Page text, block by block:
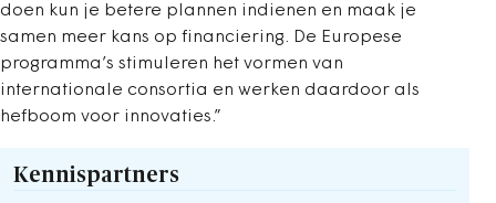
doen kun je betere plannen indienen en maak je
samen meer kans op financiering. De Europese
programma’s stimuleren het vormen van
internationale consortia en werken daardoor als
hefboom voor innovaties.”
Kennispartners